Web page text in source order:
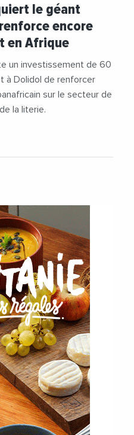
#Liberia
#Mali
#Soudan
le géant
encore
en Afrique
un investissement de 60
à Dolidol de renforcer
sur le secteur de
la literie.